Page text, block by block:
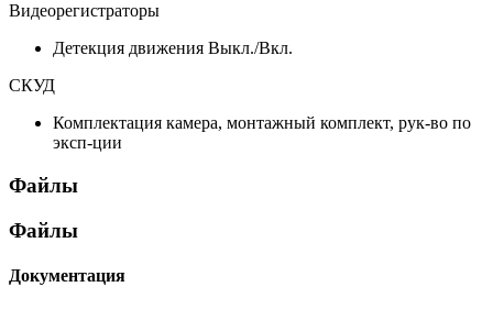
Видеорегистраторы
Детекция движения Выкл./Вкл.
СКУД
Комплектация камера, монтажный комплект, рук-во по
эксп-ции
Файлы
Файлы
Документация